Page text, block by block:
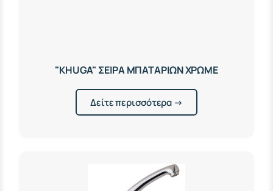
"KHUGA" ΣΕΙΡΑ ΜΠΑΤΑΡΙΩΝ ΧΡΩΜΕ
Δείτε περισσότερα →